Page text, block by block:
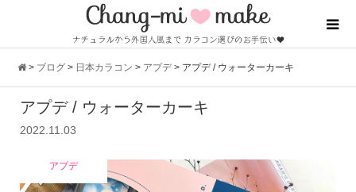
> ブログ > 日本カラコン > アプデ> アプデ / ウォーターカーキ
アプデ / ウォーターカーキ
2022.11.03
アプデ